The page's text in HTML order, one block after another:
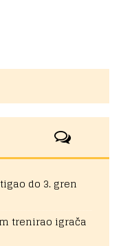
do 3. gren
trenirao igrača